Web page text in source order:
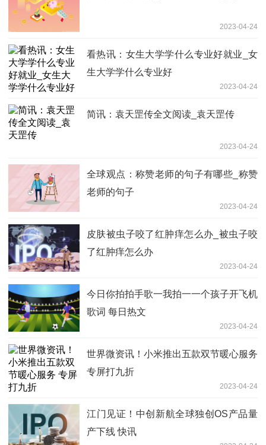
2023-04-24
看热讯：女生大学学什么专业好就业_女
生大学学什么专业好
2023-04-24
简讯：袁天罡传全文阅读_袁天罡传
2023-04-24
全球观点：称赞老师的句子有哪些_称赞
老师的句子
2023-04-24
皮肤被虫子咬了红肿痒怎么办_被虫子咬
了红肿痒怎么办
2023-04-24
今日你拍拍手歌一我拍一一个孩子开飞机
歌词 每日热文
2023-04-24
世界微资讯！小米推出五款双节暖心服务
专屏打九折
2023-04-24
江门见证！中创新航全球独创OS产品量
产下线 快讯